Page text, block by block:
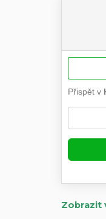
Zobrazit